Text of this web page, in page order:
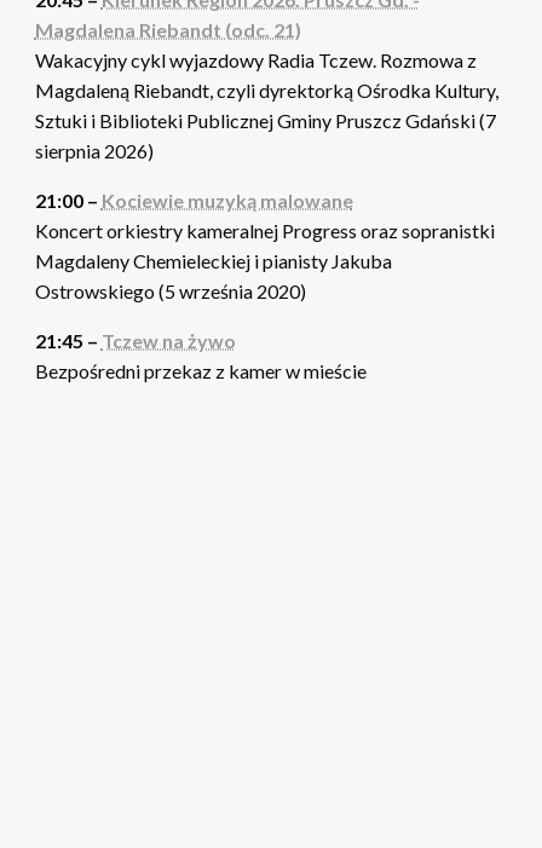
Magdalena Riebandt (odc. 21)
Wakacyjny cykl wyjazdowy Radia Tczew. Rozmowa z
Magdaleną Riebandt, czyli dyrektorką Ośrodka Kultury,
Sztuki i Biblioteki Publicznej Gminy Pruszcz Gdański (7
sierpnia 2026)
21:00 – Kociewie muzyką malowane
Koncert orkiestry kameralnej Progress oraz sopranistki
Magdaleny Chemieleckiej i pianisty Jakuba
Ostrowskiego (5 września 2020)
21:45 – Tczew na żywo
Bezpośredni przekaz z kamer w mieście